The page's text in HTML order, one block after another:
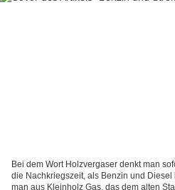
Bei dem Wort Holzvergaser denkt man
die Nachkriegszeit, als Benzin und
man aus Kleinholz Gas, das dem alten